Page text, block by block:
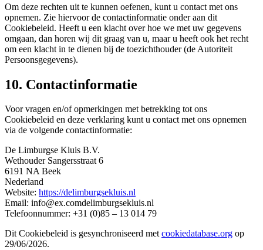
Om deze rechten uit te kunnen oefenen, kunt u contact met ons
opnemen. Zie hiervoor de contactinformatie onder aan dit
Cookiebeleid. Heeft u een klacht over hoe we met uw gegevens
omgaan, dan horen wij dit graag van u, maar u heeft ook het recht
om een klacht in te dienen bij de toezichthouder (de Autoriteit
Persoonsgegevens).
10. Contactinformatie
Voor vragen en/of opmerkingen met betrekking tot ons
Cookiebeleid en deze verklaring kunt u contact met ons opnemen
via de volgende contactinformatie:
De Limburgse Kluis B.V.
Wethouder Sangersstraat 6
6191 NA Beek
Nederland
Website: https://delimburgsekluis.nl
Email: info@ex.comdelimburgsekluis.nl
Telefoonnummer: +31 (0)85 – 13 014 79
Dit Cookiebeleid is gesynchroniseerd metcookiedatabase.org op
29/06/2026.